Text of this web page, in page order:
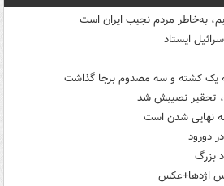
به‌خاطر مردم نجیب ایران است
ایستاد
تحقیر نصیبش شد
نهایی شدن است
دورود
اژدها+عکس